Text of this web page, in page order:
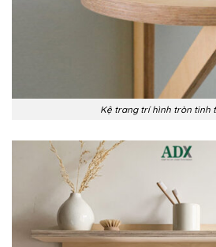
Kệ trang trí hình tròn tinh